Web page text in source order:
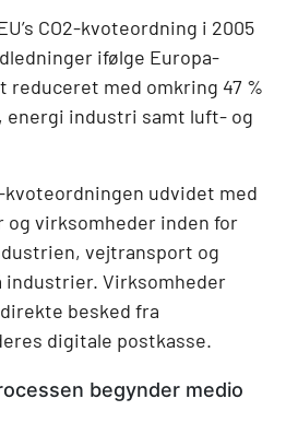
CO2-kvoteordning i 2005
ifølge Europa-
reduceret med omkring 47 %
energi industri samt luft- og
kvoteordningen udvidet med
virksomheder inden for
vejtransport og
industrier. Virksomheder
besked fra
digitale postkasse.
begynder medio